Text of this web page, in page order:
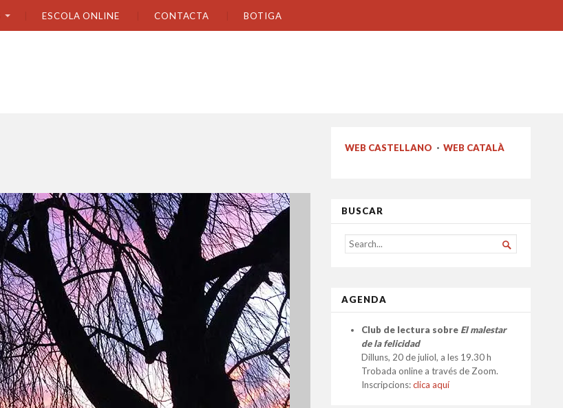
ESCOLA ONLINE CONTACTA BOTIGA
WEB CASTELLANO · WEB CATALÀ
BUSCAR
SEARCH
FOR...

AGENDA
Club de lectura sobre El malestar
de la felicidad
Dilluns, 20 de juliol, a les 19.30 h
Trobada online a través de Zoom.
Inscripcions:clica aquí